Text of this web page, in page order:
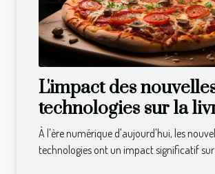
L'impact des
technologies sur la
de repas à domicile
À l'ère numérique d'aujourd'hui, les
technologies ont un impact significatif sur